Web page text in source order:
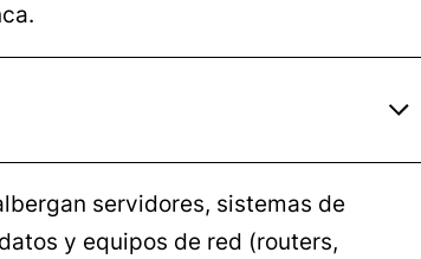
servidores, sistemas de
y equipos de red (routers,